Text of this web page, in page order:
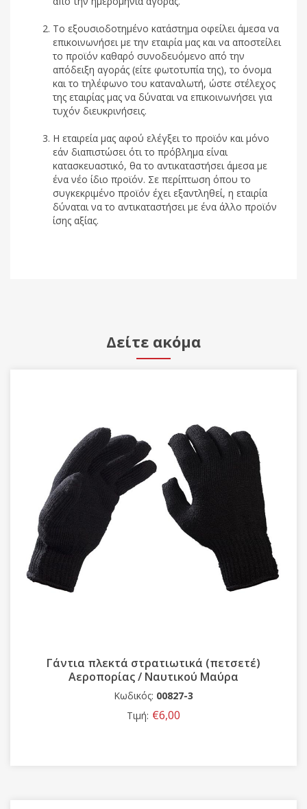
Το εξουσιοδοτημένο κατάστημα οφείλει άμεσα να
επικοινωνήσει με την εταιρία μας και να αποστείλει
το προϊόν καθαρό συνοδευόμενο από την
απόδειξη αγοράς (είτε φωτοτυπία της), το όνομα
και το τηλέφωνο του καταναλωτή, ώστε στέλεχος
της εταιρίας μας να δύναται να επικοινωνήσει για
τυχόν διευκρινήσεις.
Η εταιρεία μας αφού ελέγξει το προϊόν και μόνο
εάν διαπιστώσει ότι το πρόβλημα είναι
κατασκευαστικό, θα το αντικαταστήσει άμεσα με
ένα νέο ίδιο προϊόν. Σε περίπτωση όπου το
συγκεκριμένο προϊόν έχει εξαντληθεί, η εταιρία
δύναται να το αντικαταστήσει με ένα άλλο προϊόν
ίσης αξίας.
Δείτε ακόμα
Γάντια πλεκτά στρατιωτικά (πετσετέ)
Αεροπορίας / Ναυτικού Μαύρα
Κωδικός: 00827-3
Τιμή: €6,00